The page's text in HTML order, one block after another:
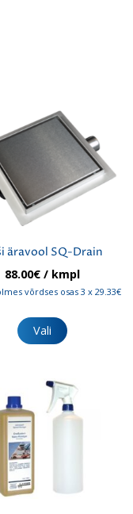
äravool SQ-Drain
88.00€/ kmpl
võrdses osas 3 x 29.33€
Vali
tootel
Valikuid
saab
teha